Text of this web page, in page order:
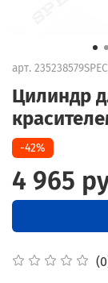
арт.
Цилиндр
-42%
4 965